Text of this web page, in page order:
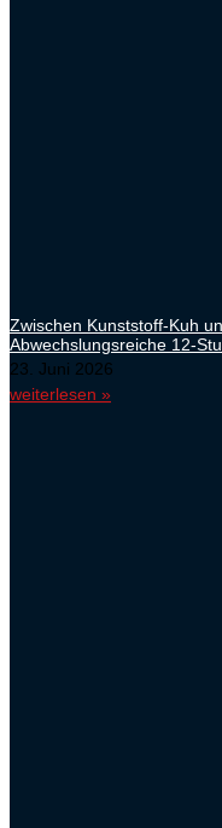
Zwischen Kunststoff-Kuh
Abwechslungsreiche 12-
23. Juni 2026
weiterlesen »